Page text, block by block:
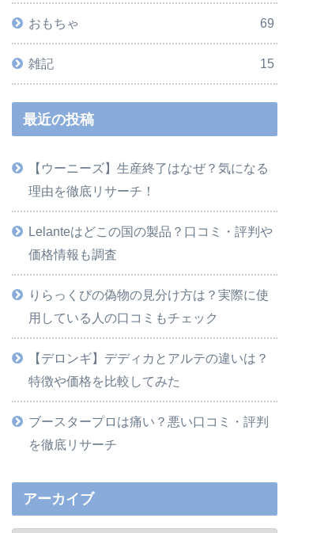
おもちゃ 69
雑記 15
最近の投稿
【ウーニーズ】生産終了はなぜ？気になる
理由を徹底リサーチ！
Lelanteはどこの国の製品？口コミ・評判や
価格情報も調査
りらっくびの偽物の見分け方は？実際に使
用している人の口コミもチェック
【デロンギ】デディカとアルテの違いは？
特徴や価格を比較してみた
ブースタープロは痛い？悪い口コミ・評判
を徹底リサーチ
アーカイブ